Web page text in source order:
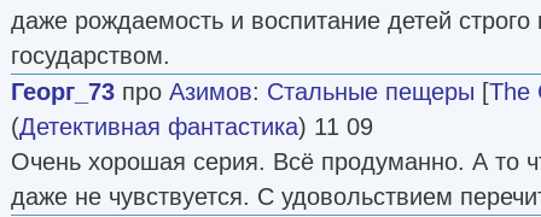
даже рождаемость и воспитание детей строго
государством.
Георг_73 про Азимов: Стальные пещеры [The
(Детективная фантастика) 11 09
Очень хорошая серия. Всё продуманно. А то
даже не чувствуется. С удовольствием